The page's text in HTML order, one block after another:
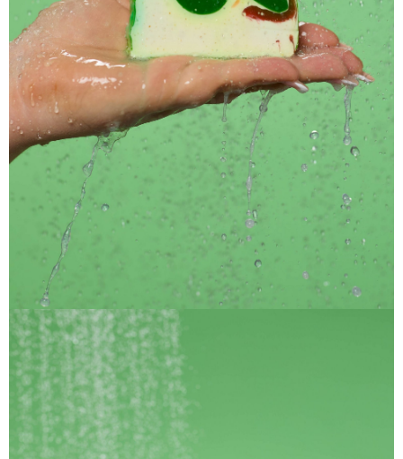
恩沛科技股份有限公司將有權停止該用戶之使用額度並採取法律行動。